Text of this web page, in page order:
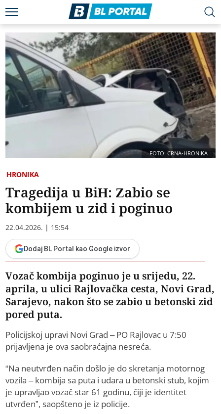
FOTO: CRNA-HRONIKA
HRONIKA
Tragedija u BiH: Zabio se
kombijem u zid i poginuo
22.04.2026. | 15:54
Dodaj BL Portal kao Google izvor
Vozač kombija poginuo je u srijedu, 22.
aprila, u ulici Rajlovačka cesta, Novi Grad,
Sarajevo, nakon što se zabio u betonski zid
pored puta.
Policijskoj upravi Novi Grad – PO Rajlovac u 7:50
prijavljena je ova saobraćajna nesreća.
“Na neutvrđen način došlo je do skretanja motornog
vozila – kombija sa puta i udara u betonski stub, kojim
je upravljao vozač star 61 godinu, čiji je identitet
utvrđen”, saopšteno je iz policije.